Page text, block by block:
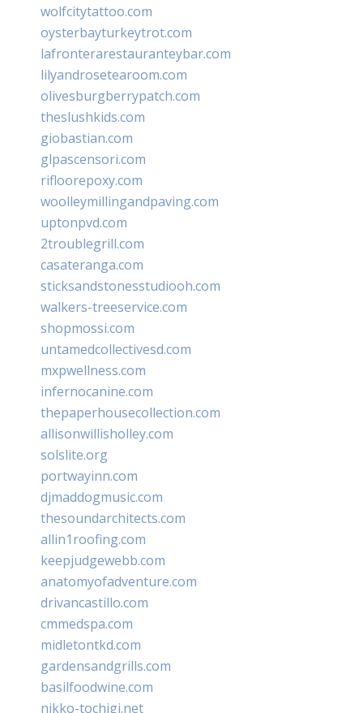
wolfcitytattoo.com
oysterbayturkeytrot.com
lafronterarestauranteybar.com
lilyandrosetearoom.com
olivesburgberrypatch.com
theslushkids.com
giobastian.com
glpascensori.com
rifloorepoxy.com
woolleymillingandpaving.com
uptonpvd.com
2troublegrill.com
casateranga.com
sticksandstonesstudiooh.com
walkers-treeservice.com
shopmossi.com
untamedcollectivesd.com
mxpwellness.com
infernocanine.com
thepaperhousecollection.com
allisonwillisholley.com
solslite.org
portwayinn.com
djmaddogmusic.com
thesoundarchitects.com
allin1roofing.com
keepjudgewebb.com
anatomyofadventure.com
drivancastillo.com
cmmedspa.com
midletontkd.com
gardensandgrills.com
basilfoodwine.com
nikko-tochigi.net